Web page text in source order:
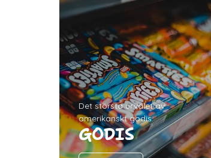
GODIS
Det största urvalet av
amerikanskt godis